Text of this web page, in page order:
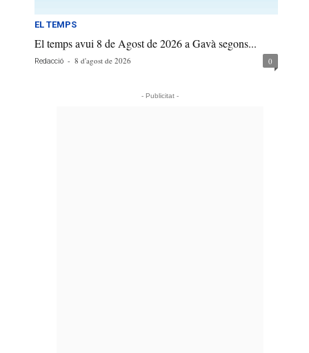
EL TEMPS
El temps avui 8 de Agost de 2026 a Gavà segons...
Redacció - 8 d'agost de 2026 0
- Publicitat -